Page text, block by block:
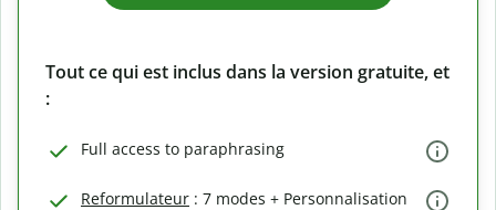
Tout ce qui est inclus dans la version gratuite, et
:
Full access to paraphrasing
Reformulateur : 7 modes + Personnalisation